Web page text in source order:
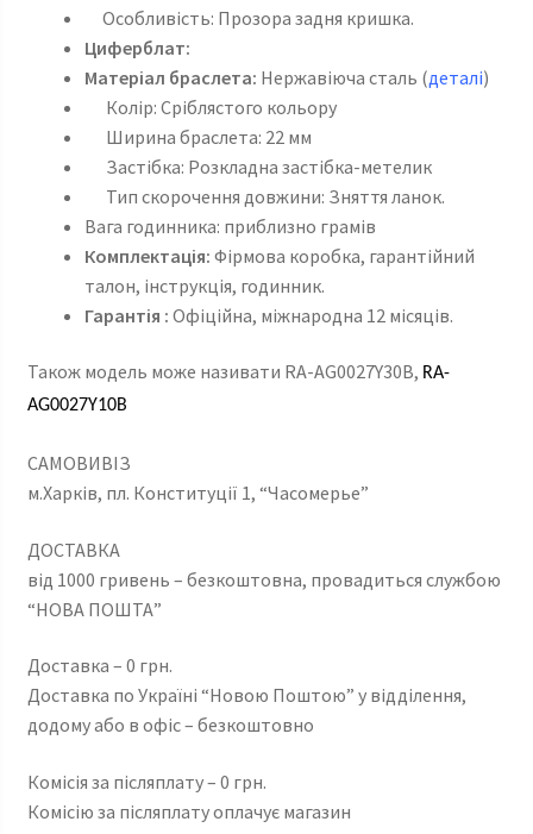
Особливість: Прозора задня кришка.
Циферблат:
Матеріал браслета: Нержавіюча сталь (деталі)
Колір: Сріблястого кольору
Ширина браслета: 22 мм
Застібка: Розкладна застібка-метелик
Тип скорочення довжини: Зняття ланок.
Вага годинника: приблизно грамів
Комплектація: Фірмова коробка, гарантійний
талон, інструкція, годинник.
Гарантія : Офіційна, міжнародна 12 місяців.
Також модель може називати RA-AG0027Y30B, RA-
AG0027Y10B
САМОВИВІЗ
м.Харків, пл. Конституції 1, “Часомерье”
ДОСТАВКА
від 1000 гривень – безкоштовна, провадиться службою
“НОВА ПОШТА”
Доставка – 0 грн.
Доставка по Україні “Новою Поштою” у відділення,
додому або в офіс – безкоштовно
Комісія за післяплату – 0 грн.
Комісію за післяплату оплачує магазин